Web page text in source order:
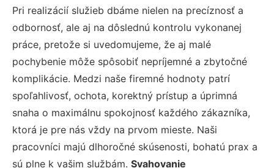
Pri realizácií služieb dbáme nielen na precíznosť a
odbornosť, ale aj na dôslednú kontrolu vykonanej
práce, pretože si uvedomujeme, že aj malé
pochybenie môže spôsobiť nepríjemné a zbytočné
komplikácie. Medzi naše firemné hodnoty patrí
spoľahlivosť, ochota, korektný prístup a úprimná
snaha o maximálnu spokojnosť každého zákazníka,
ktorá je pre nás vždy na prvom mieste. Naši
pracovníci majú dlhoročné skúsenosti, bohatú prax a
sú plne k vašim službám. Svahovanie